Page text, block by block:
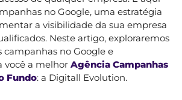
no Google, uma estratégia
a visibilidade da sua empresa
Neste artigo, exploraremos
no Google e
você a melhor Agência Campanhas
Fundo: a Digitall Evolution.